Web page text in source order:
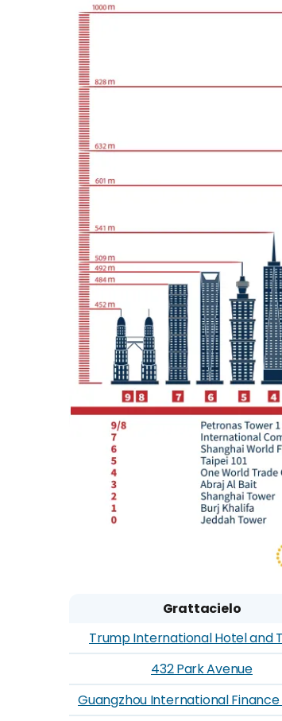
Grattacielo
Trump International Hotel and
432 Park Avenue
Guangzhou International